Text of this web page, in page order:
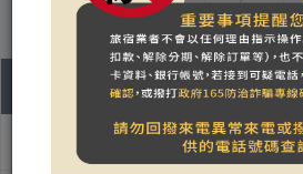
部屋タイプ名称
08
土
09
日